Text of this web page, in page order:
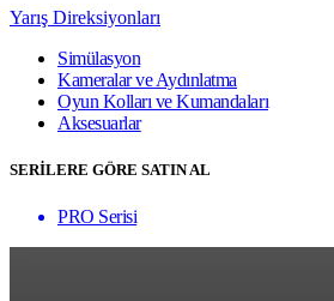
Yarış Direksiyonları
Simülasyon
Kameralar ve Aydınlatma
Oyun Kolları ve Kumandaları
Aksesuarlar
SERİLERE GÖRE SATIN AL
PRO Serisi